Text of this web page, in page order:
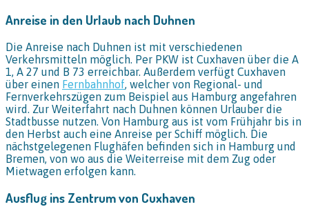
Anreise in den Urlaub nach Duhnen
Die Anreise nach Duhnen ist mit verschiedenen
Verkehrsmitteln möglich. Per PKW ist Cuxhaven über die A
1, A 27 und B 73 erreichbar. Außerdem verfügt Cuxhaven
über einen Fernbahnhof, welcher von Regional- und
Fernverkehrszügen zum Beispiel aus Hamburg angefahren
wird. Zur Weiterfahrt nach Duhnen können Urlauber die
Stadtbusse nutzen. Von Hamburg aus ist vom Frühjahr bis in
den Herbst auch eine Anreise per Schiff möglich. Die
nächstgelegenen Flughäfen befinden sich in Hamburg und
Bremen, von wo aus die Weiterreise mit dem Zug oder
Mietwagen erfolgen kann.
Ausflug ins Zentrum von Cuxhaven